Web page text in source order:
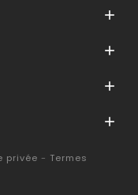




privée - Termes